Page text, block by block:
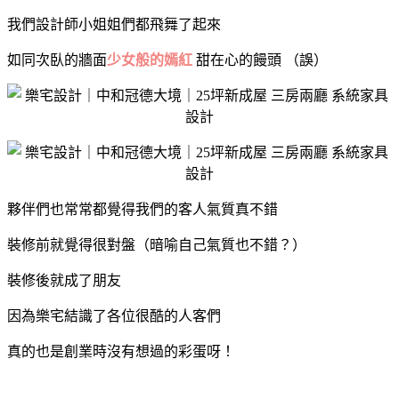
我們設計師小姐姐們都飛舞了起來
如同次臥的牆面少女般的嫣紅 甜在心的饅頭 （誤）
夥伴們也常常都覺得我們的客人氣質真不錯
裝修前就覺得很對盤（暗喻自己氣質也不錯？）
裝修後就成了朋友
因為樂宅結識了各位很酷的人客們
真的也是創業時沒有想過的彩蛋呀！